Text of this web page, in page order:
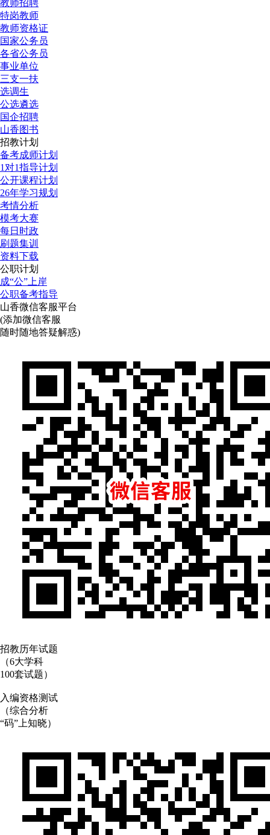
教师招聘
特岗教师
教师资格证
国家公务员
各省公务员
事业单位
三支一扶
选调生
公选遴选
国企招聘
山香图书
招教计划
备考成师计划
1对1指导计划
公开课程计划
26年学习规划
考情分析
模考大赛
每日时政
刷题集训
资料下载
公职计划
成“公”上岸
公职备考指导
山香微信客服平台
(添加微信客服
随时随地答疑解惑)
招教历年试题
（6大学科
100套试题）
入编资格测试
（综合分析
“码”上知晓）